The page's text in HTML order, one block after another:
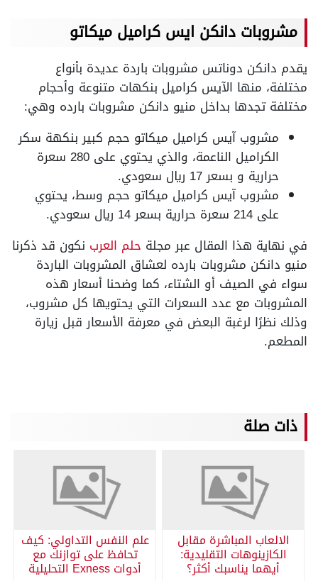
مشروبات دانكن ايس كراميل ميكاتو
يقدم دانكن دوناتس مشروبات باردة عديدة بأنواع
مختلفة، منها الآيس كراميل بنكهات متنوعة وأحجام
مختلفة تجدها بداخل منيو دانكن مشروبات بارده وهي:
مشروب آيس كراميل ميكاتو حجم كبير بنكهة سكر
الكراميل الناعمة، والذي يحتوي على 280 سعرة
حرارية و بسعر 17 ريال سعودي.
مشروب آيس كراميل ميكاتو حجم وسط، يحتوي
على 214 سعرة حرارية بسعر 14 ريال سعودي.
في نهاية هذا المقال عبر مجلة حلم العرب نكون قد ذكرنا
منيو دانكن مشروبات بارده لعشاق المشروبات الباردة
سواء في الصيف أو الشتاء، كما وضحنا أسعار هذه
المشروبات مع عدد السعرات التي يحتويها كل مشروب،
وذلك نظرًا لرغبة البعض في معرفة الأسعار قبل زيارة
المطعم.
ذات صلة
الالعاب المباشرة مقابل
الكازينوهات التقليدية:
أيهما يناسبك أكثر؟
علم النفس التداولي: كيف
تحافظ على توازنك مع
أدوات Exness التحليلية